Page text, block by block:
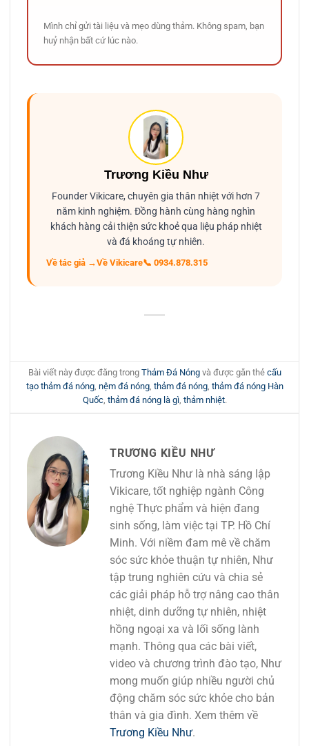
Mình chỉ gửi tài liệu và mẹo dùng thảm. Không spam, bạn
huỷ nhận bất cứ lúc nào.
Trương Kiều Như
Founder Vikicare, chuyên gia thân nhiệt với hơn 7
năm kinh nghiệm. Đồng hành cùng hàng nghìn
khách hàng cải thiện sức khoẻ qua liệu pháp nhiệt
và đá khoáng tự nhiên.
Về tác giả →Về Vikicare📞 0934.878.315
Bài viết này được đăng trong Thảm Đá Nóngvà được gắn thẻ cấu
tạo thảm đá nóng, nệm đá nóng, thảm đá nóng, thảm đá nóng Hàn
Quốc, thảm đá nóng là gì, thảm nhiệt.
TRƯƠNG KIỀU NHƯ
Trương Kiều Như là nhà sáng lập
Vikicare, tốt nghiệp ngành Công
nghệ Thực phẩm và hiện đang
sinh sống, làm việc tại TP. Hồ Chí
Minh. Với niềm đam mê về chăm
sóc sức khỏe thuận tự nhiên, Như
tập trung nghiên cứu và chia sẻ
các giải pháp hỗ trợ nâng cao thân
nhiệt, dinh dưỡng tự nhiên, nhiệt
hồng ngoại xa và lối sống lành
mạnh. Thông qua các bài viết,
video và chương trình đào tạo, Như
mong muốn giúp nhiều người chủ
động chăm sóc sức khỏe cho bản
thân và gia đình. Xem thêm về
Trương Kiều Như.